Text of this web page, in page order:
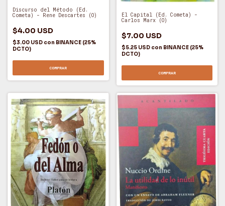
Discurso del Método (Ed.
Cometa) - Rene Descartes (O)
$4.00 USD
$3.00 USD con BINANCE (25%
DCTO)
COMPRAR
El Capital (Ed. Cometa) -
Carlos Marx (O)
$7.00 USD
$5.25 USD con BINANCE (25%
DCTO)
COMPRAR